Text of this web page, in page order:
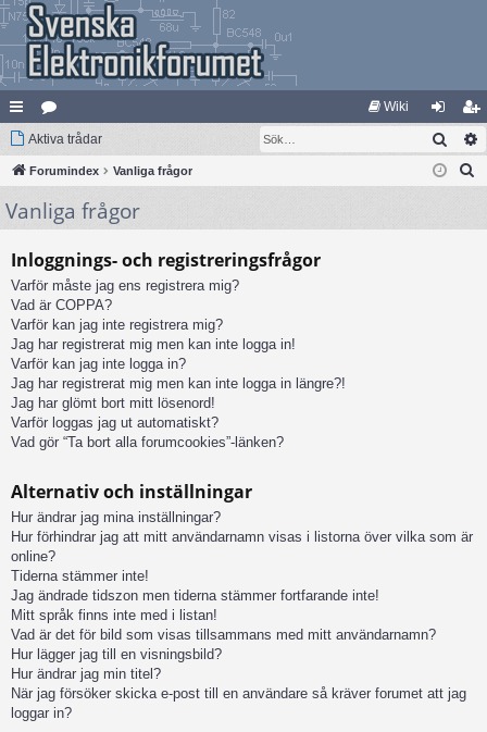
na
bb
lä
ar
at
eg
ori
Wiki
og
ga
li
m
Aktiva trådar Sök
Forumindex Vanliga frågor
Vanliga frågor
Inloggnings- och registreringsfrågor
Varför måste jag ens registrera mig?
Vad är COPPA?
Varför kan jag inte registrera mig?
Jag har registrerat mig men kan inte logga in!
Varför kan jag inte logga in?
Jag har registrerat mig men kan inte logga in längre?!
Jag har glömt bort mitt lösenord!
Varför loggas jag ut automatiskt?
Vad gör “Ta bort alla forumcookies”-länken?
Alternativ och inställningar
Hur ändrar jag mina inställningar?
Hur förhindrar jag att mitt användarnamn visas i listorna över vilka som är
online?
Tiderna stämmer inte!
Jag ändrade tidszon men tiderna stämmer fortfarande inte!
Mitt språk finns inte med i listan!
Vad är det för bild som visas tillsammans med mitt användarnamn?
Hur lägger jag till en visningsbild?
Hur ändrar jag min titel?
När jag försöker skicka e-post till en användare så kräver forumet att jag
loggar in?